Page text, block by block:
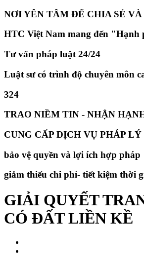
NƠI YÊN TÂM ĐỂ CHIA SẺ
HTC Việt Nam mang đến
Tư vấn pháp luật 24/24
Luật sư có trình độ chuyên môn
324
TRAO NIỀM TIN - NHẬN
CUNG CẤP DỊCH VỤ PHÁP
bảo vệ quyền và lợi ích hợp pháp
giảm thiếu chi phí- tiết kiệm thời
GIẢI QUYẾT
CÓ ĐẤT LIỀN KỀ